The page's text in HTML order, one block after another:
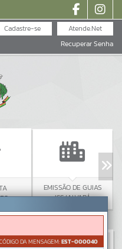
Atende.Net
Cadastre-se
Recuperar Senha
EMISSÃO DE GUIAS
ISS/ALVARÁ
DA MENSAGEM:EST-000040